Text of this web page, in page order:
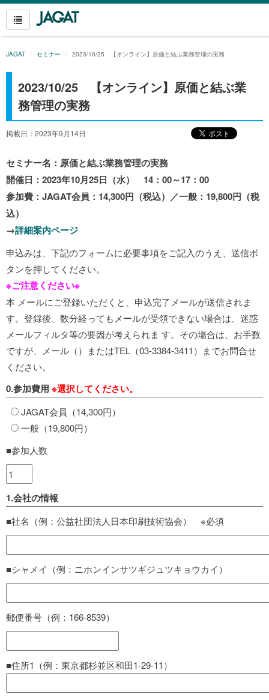
JAGAT セミナー 2023/10/25 【オンライン】原価と結ぶ業務管理の実務
2023/10/25 【オンライン】原価と結ぶ業
務管理の実務
掲載日：2023年9月14日
セミナー名：原価と結ぶ業務管理の実務
開催日：2023年10月25日（水） 14 ：00～17：00
参加費：JAGAT会員：14,300円（税込）／一般：19,800円（税
込）
→詳細案内ページ
申込みは、下記のフォームに必要事項をご記入のうえ、送信ボ
タンを押してください。
※ご注意ください※
本 メールにご登録いただくと、申込完了メールが送信されま
す。登録後、数分経ってもメールが受領できない場合は、迷惑
メールフィルタ等の要因が考えられま す。その場合は、お手数
ですが、メール（）またはTEL（03-3384-3411）までお問合せ
ください。
0.参加費用 ※選択してください。
JAGAT会員（14,300円）
一般（19,800円）
■参加人数
1.会社の情報
■社名（例：公益社団法人日本印刷技術協会） ※必須
■シャメイ（例：ニホンインサツギジュツキョウカイ）
郵便番号（例：166-8539）
■住所1（例：東京都杉並区和田1-29-11）